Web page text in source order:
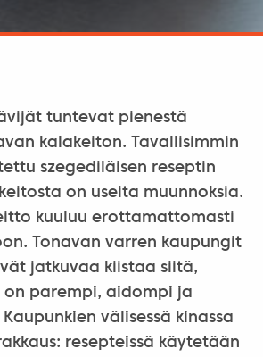
tuntevat pienestä
kalakeiton. Tavallisimmin
szegediläisen reseptin
on useita muunnoksia.
kuuluu erottamattomasti
Tonavan varren kaupungit
jatkuvaa kiistaa siitä,
on parempi, aidompi ja
välisessä kinassa
resepteissä käytetään